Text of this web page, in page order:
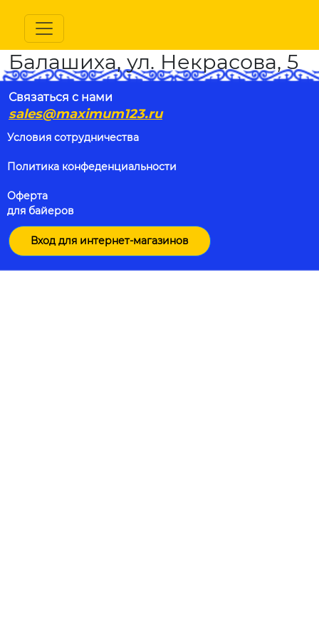
Балашиха, ул. Некрасова, 5
Связаться с нами
sales@maximum123.ru
Условия сотрудничества
Политика конфеденциальности
Оферта
для байеров
Вход для интернет-магазинов